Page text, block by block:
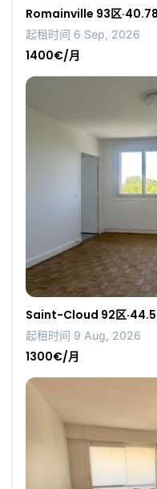
Romainville 93区·40.78
起租时间 6 Sep, 2026
1400€/月
Saint-Cloud 92区·44.57
起租时间 9 Aug, 2026
1300€/月